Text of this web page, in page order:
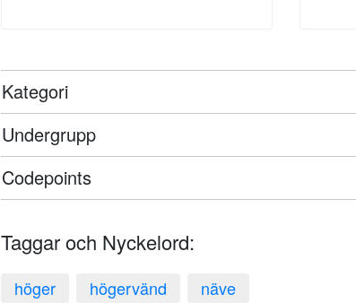
Kategori
Undergrupp
Codepoints
Taggar och Nyckelord:
höger högervänd näve